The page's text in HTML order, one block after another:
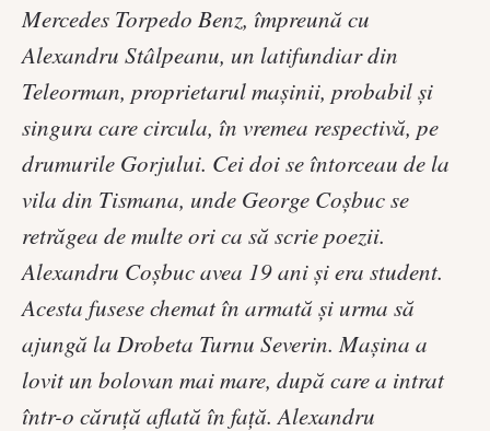
Mercedes Torpedo Benz, împreună cu
Alexandru Stâlpeanu, un latifundiar din
Teleorman, proprietarul maşinii, probabil şi
singura care circula, în vremea respectivă, pe
drumurile Gorjului. Cei doi se întorceau de la
vila din Tismana, unde George Coşbuc se
retrăgea de multe ori ca să scrie poezii.
Alexandru Coşbuc avea 19 ani şi era student.
Acesta fusese chemat în armată şi urma să
ajungă la Drobeta Turnu Severin. Maşina a
lovit un bolovan mai mare, după care a intrat
într-o căruţă aflată în faţă. Alexandru